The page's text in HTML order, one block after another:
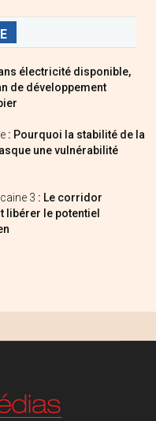
électricité disponible,
de développement
: Pourquoi la stabilité de la
une vulnérabilité
3 : Le corridor
libérer le potentiel